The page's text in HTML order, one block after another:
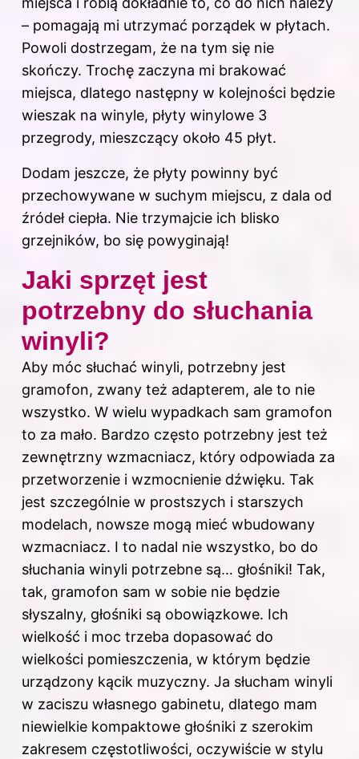
– pomagają mi utrzymać porządek w płytach.
Powoli dostrzegam, że na tym się nie
skończy. Trochę zaczyna mi brakować
miejsca, dlatego następny w kolejności będzie
wieszak na winyle, płyty winylowe 3
przegrody, mieszczący około 45 płyt.
Dodam jeszcze, że płyty powinny być
przechowywane w suchym miejscu, z dala od
źródeł ciepła. Nie trzymajcie ich blisko
grzejników, bo się powyginają!
Jaki sprzęt jest
potrzebny do słuchania
winyli?
Aby móc słuchać winyli, potrzebny jest
gramofon, zwany też adapterem, ale to nie
wszystko. W wielu wypadkach sam gramofon
to za mało. Bardzo często potrzebny jest też
zewnętrzny wzmacniacz, który odpowiada za
przetworzenie i wzmocnienie dźwięku. Tak
jest szczególnie w prostszych i starszych
modelach, nowsze mogą mieć wbudowany
wzmacniacz. I to nadal nie wszystko, bo do
słuchania winyli potrzebne są… głośniki! Tak,
tak, gramofon sam w sobie nie będzie
słyszalny, głośniki są obowiązkowe. Ich
wielkość i moc trzeba dopasować do
wielkości pomieszczenia, w którym będzie
urządzony kącik muzyczny. Ja słucham winyli
w zaciszu własnego gabinetu, dlatego mam
niewielkie kompaktowe głośniki z szerokim
zakresem częstotliwości, oczywiście w stylu